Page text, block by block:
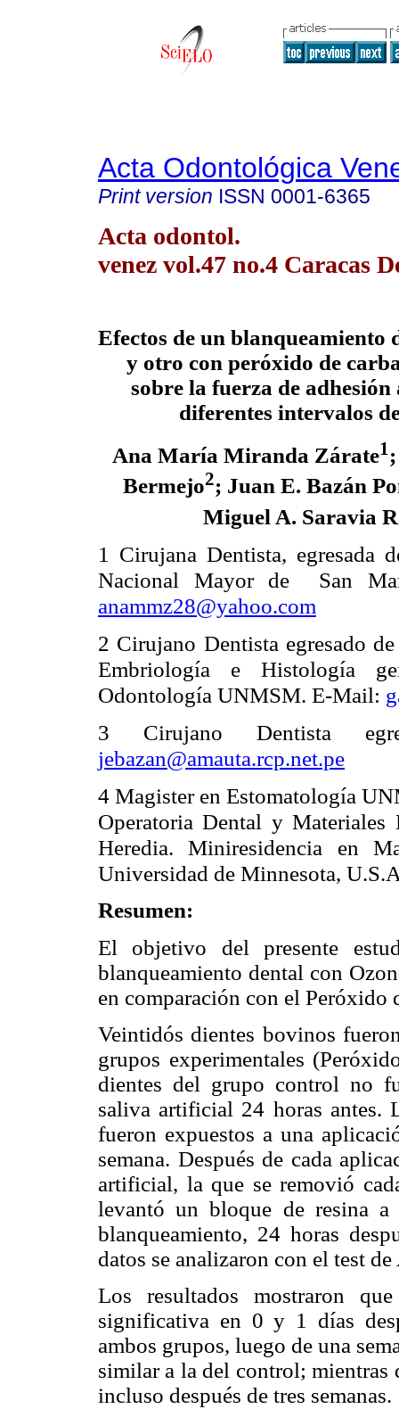
Acta Odontológica
Print version ISSN 0001-6365
Acta odontol.
venez vol.47 no.4 Caracas
Efectos de un blanqueamiento
y otro con peróxido de
sobre la fuerza de adhesión
diferentes intervalos
Ana María Miranda Zárate1
Bermejo2; Juan E. Bazán
Miguel A. Saravia
1 Cirujana Dentista, egresada
Nacional Mayor de San
anammz28@yahoo.com
2 Cirujano Dentista egresado
Embriología e Histología
Odontología UNMSM. E-Mail:
3 Cirujano Dentista
jebazan@amauta.rcp.net.pe
4 Magister en Estomatología
Operatoria Dental y Materiales
Heredia. Miniresidencia en
Universidad de Minnesota,
Resumen:
El objetivo del presente
blanqueamiento dental con
en comparación con el Peróxido
Veintidós dientes bovinos
grupos experimentales
dientes del grupo control no
saliva artificial 24 horas antes.
fueron expuestos a una
semana. Después de cada
artificial, la que se removió
levantó un bloque de resina
blanqueamiento, 24 horas
datos se analizaron con el test
Los resultados mostraron
significativa en 0 y 1 días
ambos grupos, luego de una
similar a la del control; mientras
incluso después de tres semanas.